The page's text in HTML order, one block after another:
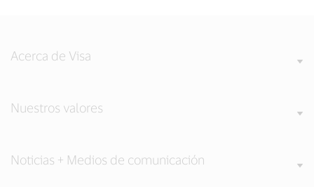
Acerca de Visa
Nuestros valores
Noticias + Medios de comunicación